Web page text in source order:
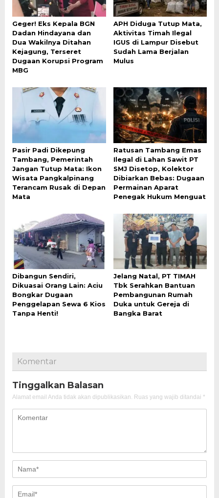
Geger! Eks Kepala BGN
Dadan Hindayana dan
Dua Wakilnya Ditahan
Kejagung, Terseret
Dugaan Korupsi Program
MBG
APH Diduga Tutup Mata,
Aktivitas Timah Ilegal
IGUS di Lampur Disebut
Sudah Lama Berjalan
Mulus
Pasir Padi Dikepung
Tambang, Pemerintah
Jangan Tutup Mata: Ikon
Wisata Pangkalpinang
Terancam Rusak di Depan
Mata
Ratusan Tambang Emas
Ilegal di Lahan Sawit PT
SMJ Disetop, Kolektor
Dibiarkan Bebas: Dugaan
Permainan Aparat
Penegak Hukum Menguat
Dibangun Sendiri,
Dikuasai Orang Lain: Aciu
Bongkar Dugaan
Penggelapan Sewa 6 Kios
Tanpa Henti!
Jelang Natal, PT TIMAH
Tbk Serahkan Bantuan
Pembangunan Rumah
Duka untuk Gereja di
Bangka Barat
Komentar
Tinggalkan Balasan
Alamat email Anda tidak akan dipublikasikan. Ruas yang wajib ditandai *